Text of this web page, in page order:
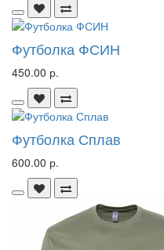
Футболка ФСИН
450.00 р.
Футболка Сплав
600.00 р.